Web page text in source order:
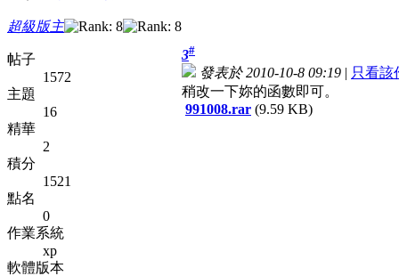
超級版主
帖子
1572
主題
16
精華
2
積分
1521
點名
0
作業系統
xp
軟體版本
3#
發表於 2010-10-8 09:19 | 只看該
稍改一下妳的函數即可。
991008.rar (9.59 KB)